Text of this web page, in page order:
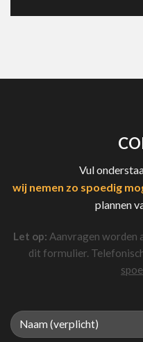
Vul
wij nemen zo spoedig
plannen
Let op: Aanvragen worden
dit formulier.